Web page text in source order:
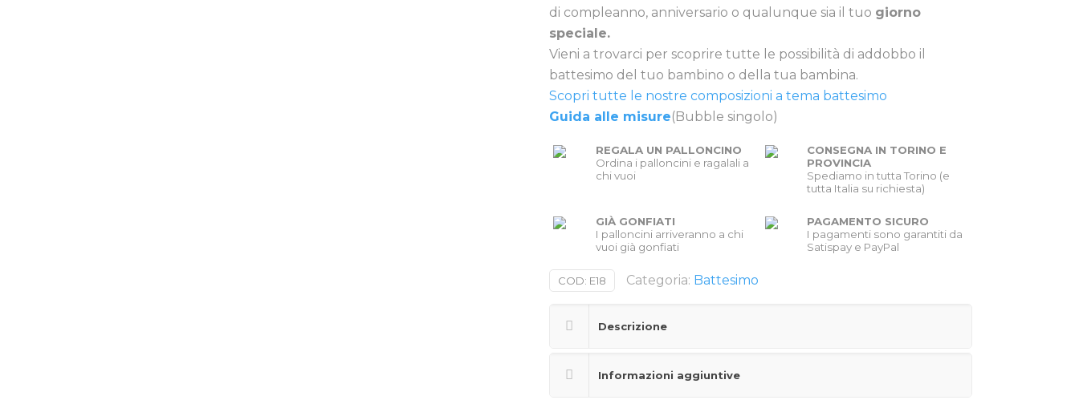
di compleanno, anniversario o qualunque sia il tuo giorno
speciale.
Vieni a trovarci per scoprire tutte le possibilità di addobbo il
battesimo del tuo bambino o della tua bambina.
Scopri tutte le nostre composizioni a tema battesimo
Guida alle misure(Bubble singolo)
REGALA UN PALLONCINO
Ordina i palloncini e ragalali a
chi vuoi
CONSEGNA IN TORINO E
PROVINCIA
Spediamo in tutta Torino (e
tutta Italia su richiesta)
GIÀ GONFIATI
I palloncini arriveranno a chi
vuoi già gonfiati
PAGAMENTO SICURO
I pagamenti sono garantiti da
Satispay e PayPal
COD: E18 Categoria: Battesimo
Descrizione
Informazioni aggiuntive